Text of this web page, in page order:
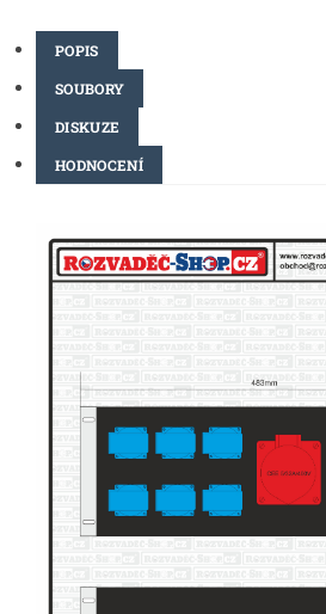
POPIS
SOUBORY
DISKUZE
HODNOCENÍ